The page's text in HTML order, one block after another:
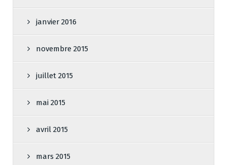
janvier 2016
novembre 2015
juillet 2015
mai 2015
avril 2015
mars 2015